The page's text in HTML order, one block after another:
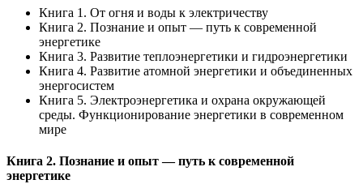
Книга 1. От огня и воды к электричеству
Книга 2. Познание и опыт — путь к современной
энергетике
Книга 3. Развитие теплоэнергетики и гидроэнергетики
Книга 4. Развитие атомной энергетики и объединенных
энергосистем
Книга 5. Электроэнергетика и охрана окружающей
среды. Функционирование энергетики в современном
мире
Книга 2. Познание и опыт — путь к современной
энергетике